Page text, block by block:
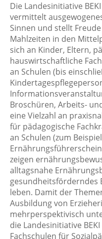
Die Landesinitiative
vermittelt
Sinnen und stellt
Mahlzeiten in den
sich an Kinder, Eltern,
hauswirtschaftliche
an Schulen (bis
Broschüren, Arbeits-
eine Vielzahl an
für pädagogische
an Schulen (zum
zeigen
alltagsnahe
gesundheitsförderndes
leben. Damit der
Ausbildung von
mehrperspektivisch
die Landesinitiative
Fachschulen für